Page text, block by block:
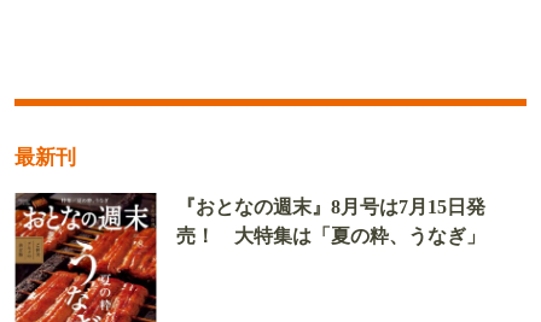
最新刊
『おとなの週末』8月号は7月15日発
売！ 大特集は「夏の粋、うなぎ」